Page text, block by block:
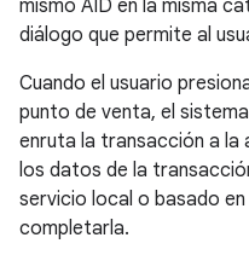
mismo AID en la misma
diálogo que permite al
Cuando el usuario
punto de venta, el
enruta la transacción a la
los datos de la
servicio local o basado
completarla.